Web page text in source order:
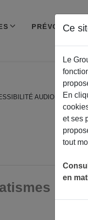
PRÉVOYANCE
AUDIO
et
Ce
Le
En
et ses
tout
en